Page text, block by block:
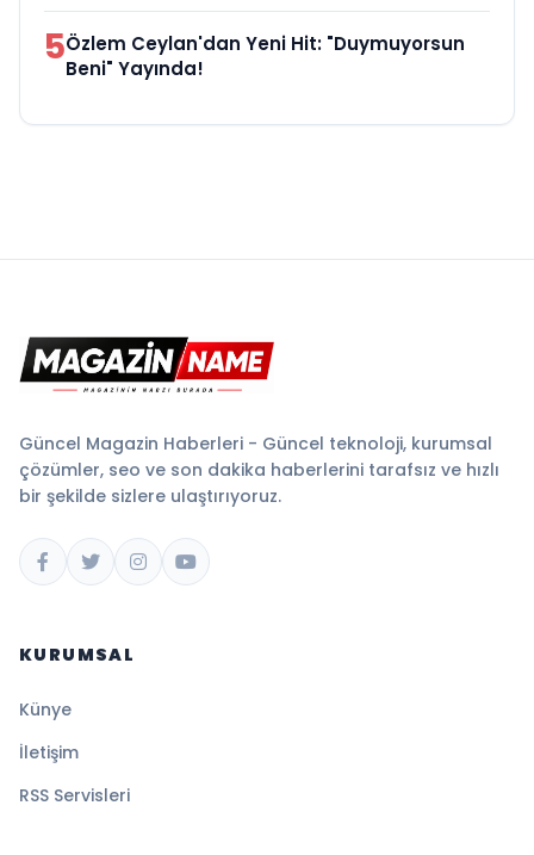
5Özlem Ceylan'dan Yeni Hit: "Duymuyorsun
Beni" Yayında!
Güncel Magazin Haberleri - Güncel teknoloji, kurumsal
çözümler, seo ve son dakika haberlerini tarafsız ve hızlı
bir şekilde sizlere ulaştırıyoruz.
KURUMSAL
Künye
İletişim
RSS Servisleri